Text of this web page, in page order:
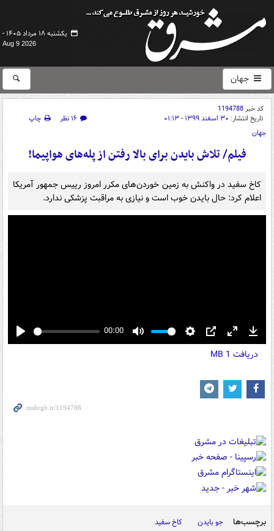
یکشنبه ۱۸ مرداد ۱۴۰۵ -
Aug 9 2026
جهان
کد خبر1194788
تاریخ انتشار: ۳۰ اسفند ۱۳۹۹ - ۰۱:۱۳ ۱۶ نظر
چاپ
جهان
فیلم/ تلاش بایدن برای بالا رفتن از پله‌های هواپیما!
کاخ ‌سفید در واکنش به زمین ‌خوردن‌های مکرر امروز رییس ‌جمهور آمریکا
اعلام کرد: حال بایدن خوب است و نیازی به مراقبت پزشکی ندارد.
Play
00:00
Mute Settings
PIP Enter
fullscreen
دریافت 1 MB
برچسب‌ها جو بایدن کاخ سفید